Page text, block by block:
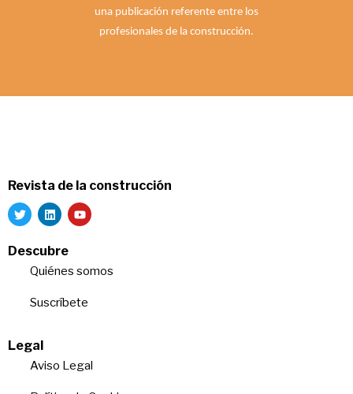
una publicación referente entre los
profesionales de la construcción.
Revista de la construcción
Descubre
Quiénes somos
Suscríbete
Legal
Aviso Legal